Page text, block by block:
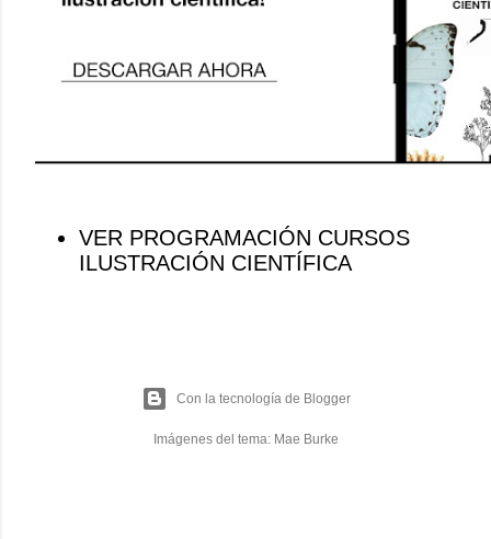
VER PROGRAMACIÓN CURSOS
ILUSTRACIÓN CIENTÍFICA
Con la tecnología de Blogger
Imágenes del tema: Mae Burke